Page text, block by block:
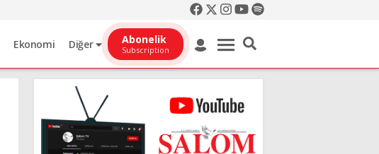
Ekonomi Diğer Abonelik
Subscription